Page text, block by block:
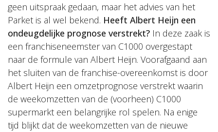
geen uitspraak gedaan, maar het advies van het
Parket is al wel bekend. Heeft Albert Heijn een
ondeugdelijke prognose verstrekt? In deze zaak is
een franchiseneemster van C1000 overgestapt
naar de formule van Albert Heijn. Voorafgaand aan
het sluiten van de franchise-overeenkomst is door
Albert Heijn een omzetprognose verstrekt waarin
de weekomzetten van de (voorheen) C1000
supermarkt een belangrijke rol spelen. Na enige
tijd blijkt dat de weekomzetten van de nieuwe